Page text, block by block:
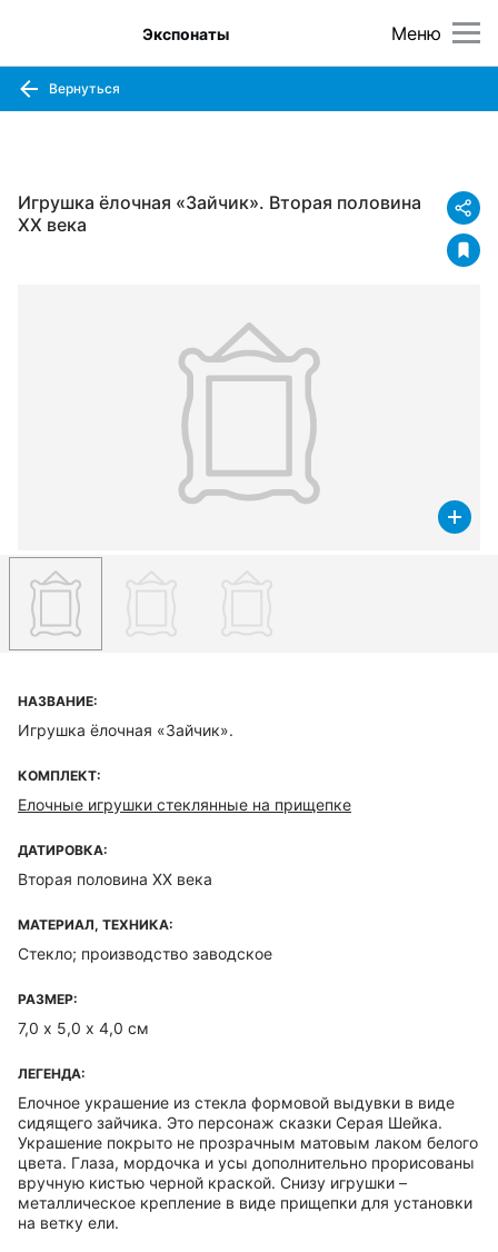
Меню
Экспонаты
Вернуться
Игрушка ёлочная «Зайчик». Вторая половина
XX века
НАЗВАНИЕ:
Игрушка ёлочная «Зайчик».
КОМПЛЕКТ:
Елочные игрушки стеклянные на прищепке
ДАТИРОВКА:
Вторая половина XX века
МАТЕРИАЛ, ТЕХНИКА:
Стекло; производство заводское
РАЗМЕР:
7,0 х 5,0 х 4,0 см
ЛЕГЕНДА:
Елочное украшение из стекла формовой выдувки в виде
сидящего зайчика. Это персонаж сказки Серая Шейка.
Украшение покрыто не прозрачным матовым лаком белого
цвета. Глаза, мордочка и усы дополнительно прорисованы
вручную кистью черной краской. Снизу игрушки –
металлическое крепление в виде прищепки для установки
на ветку ели.